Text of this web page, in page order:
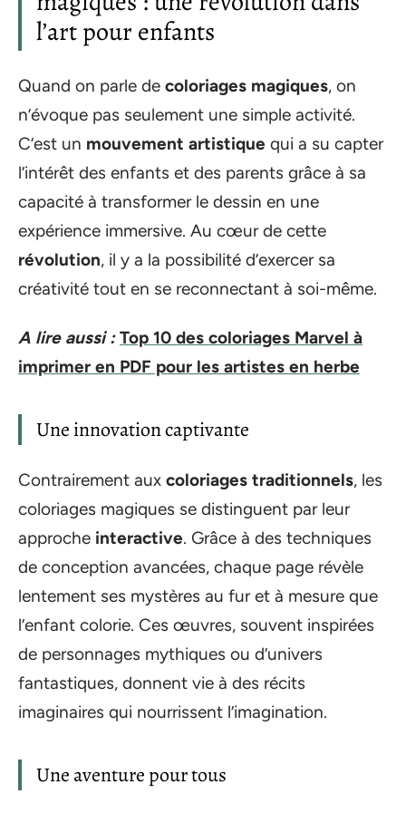
l’art pour enfants
Quand on parle de coloriages magiques, on
n’évoque pas seulement une simple activité.
C’est un mouvement artistique qui a su capter
l’intérêt des enfants et des parents grâce à sa
capacité à transformer le dessin en une
expérience immersive. Au cœur de cette
révolution, il y a la possibilité d’exercer sa
créativité tout en se reconnectant à soi-même.
A lire aussi : Top 10 des coloriages Marvel à
imprimer en PDF pour les artistes en herbe
Une innovation captivante
Contrairement aux coloriages traditionnels, les
coloriages magiques se distinguent par leur
approche interactive. Grâce à des techniques
de conception avancées, chaque page révèle
lentement ses mystères au fur et à mesure que
l’enfant colorie. Ces œuvres, souvent inspirées
de personnages mythiques ou d’univers
fantastiques, donnent vie à des récits
imaginaires qui nourrissent l’imagination.
Une aventure pour tous